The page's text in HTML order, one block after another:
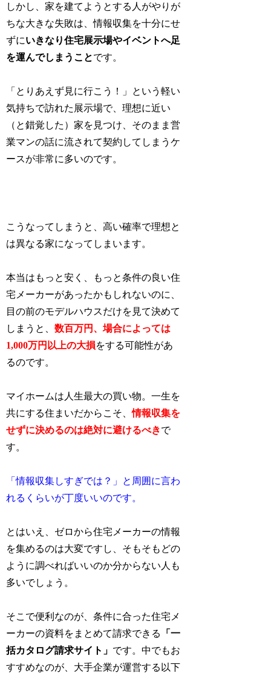
しかし、家を建てようとする人がやりが
ちな大きな失敗は、情報収集を十分にせ
ずにいきなり住宅展示場やイベントへ足
を運んでしまうことです。
「とりあえず見に行こう！」という軽い
気持ちで訪れた展示場で、理想に近い
（と錯覚した）家を見つけ、そのまま営
業マンの話に流されて契約してしまうケ
ースが非常に多いのです。
こうなってしまうと、高い確率で理想と
は異なる家になってしまいます。
本当はもっと安く、もっと条件の良い住
宅メーカーがあったかもしれないのに、
目の前のモデルハウスだけを見て決めて
しまうと、数百万円、場合によっては
1,000万円以上の大損をする可能性があ
るのです。
マイホームは人生最大の買い物。一生を
共にする住まいだからこそ、情報収集を
せずに決めるのは絶対に避けるべきで
す。
「情報収集しすぎでは？」と周囲に言わ
れるくらいが丁度いいのです。
とはいえ、ゼロから住宅メーカーの情報
を集めるのは大変ですし、そもそもどの
ように調べればいいのか分からない人も
多いでしょう。
そこで便利なのが、条件に合った住宅メ
ーカーの資料をまとめて請求できる
「一
括カタログ請求サイト」 です。中でもお
すすめなのが、大手企業が運営する以下